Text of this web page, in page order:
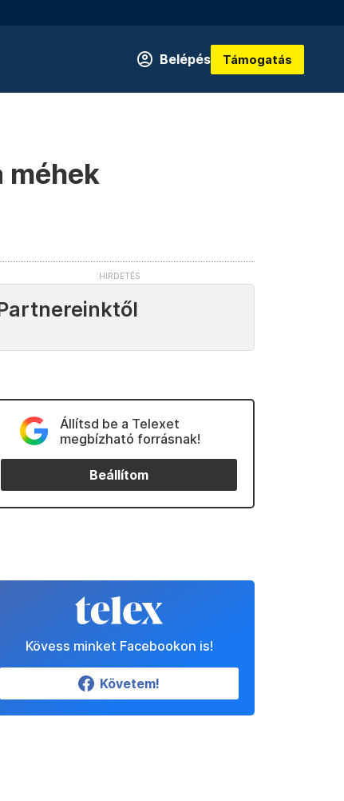
Belépés Támogatás
méhek
Állítsd be a Telexet
megbízható forrásnak!
Beállítom
Kövess minket Facebookon is!
Követem!